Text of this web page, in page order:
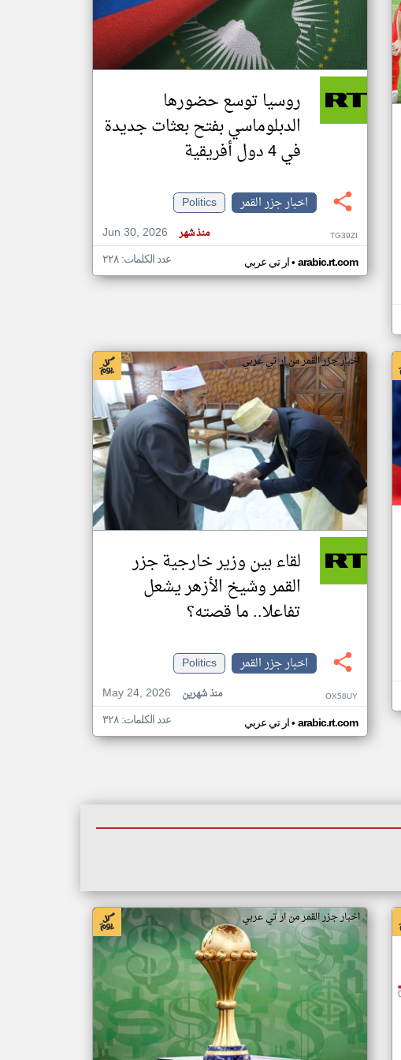
تغيير الدولة
اخبار جزر القمر على مدار الساعة
أهم اخبار جزر القمر العاجلة والمباشرة
روسيا توسع حضورها
الدبلوماسي بفتح بعثات جديدة
في 4 دول أفريقية
اخبار جزر القمر
Politics
Jun 30, 2026
منذ شهر TG39ZI
ار تي عربي• arabic.rt.com عدد الكلمات: ٢٢٨
اخبار جزر القمر من ار تي عربي
لقاء بين وزير خارجية جزر
القمر وشيخ الأزهر يشعل
تفاعلا.. ما قصته؟
اخبار جزر القمر
Politics
May 24, 2026
منذ شهرين OX58UY
ار تي عربي• arabic.rt.com عدد الكلمات: ٣٢٨
اخبار جزر القمر من ار تي عربي
klyoum.com